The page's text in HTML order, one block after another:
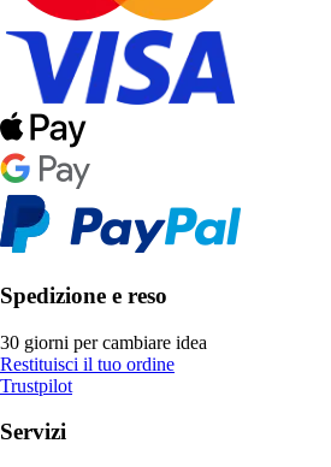
Spedizione e reso
30 giorni per cambiare idea
Restituisci il tuo ordine
Trustpilot
Servizi